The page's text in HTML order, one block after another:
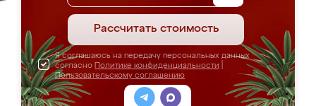
Рассчитать стоимость
Я соглашаюсь на передачу персональных данных
согласно Политике конфиденциальности
Пользовательскому соглашению